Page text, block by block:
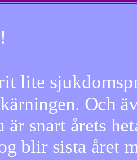
lite
Och
snart årets
blir sista året